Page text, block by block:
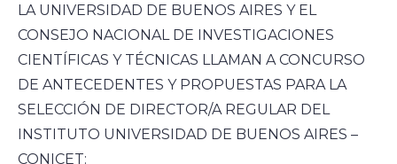
LA UNIVERSIDAD DE BUENOS AIRES Y EL
CONSEJO NACIONAL DE INVESTIGACIONES
CIENTÍFICAS Y TÉCNICAS LLAMAN A CONCURSO
DE ANTECEDENTES Y PROPUESTAS PARA LA
SELECCIÓN DE DIRECTOR/A REGULAR DEL
INSTITUTO UNIVERSIDAD DE BUENOS AIRES –
CONICET: